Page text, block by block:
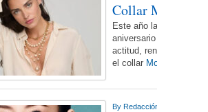
Collar
Este año la icónica
aniversario y sus
actitud, renovada,
el collar More...
By Redacción NdL